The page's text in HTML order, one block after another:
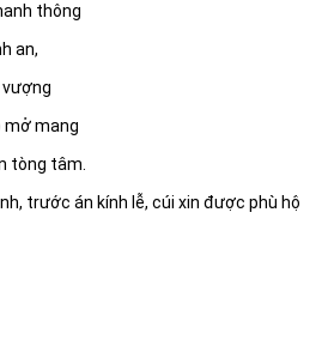
thông
an,
mở mang
tòng tâm.
trước án kính lễ, cúi xin được phù hộ